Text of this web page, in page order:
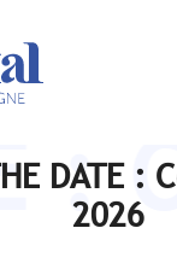
DATE :
2026